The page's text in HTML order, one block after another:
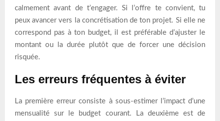
calmement avant de t’engager. Si l’offre te convient, tu
peux avancer vers la concrétisation de ton projet. Si elle ne
correspond pas à ton budget, il est préférable d’ajuster le
montant ou la durée plutôt que de forcer une décision
risquée.
Les erreurs fréquentes à éviter
La première erreur consiste à sous-estimer l’impact d’une
mensualité sur le budget courant. La deuxième est de